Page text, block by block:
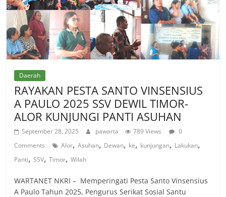
Daerah
RAYAKAN PESTA SANTO VINSENSIUS
A PAULO 2025 SSV DEWIL TIMOR-
ALOR KUNJUNGI PANTI ASUHAN
September 28, 2025 pawarta 789 Views
0
Comments
Alor,Asuhan, Dewan, ke, kunjungan, Lakukan,
Panti,SSV,Timor,Wilah
WARTANET NKRI – Memperingati Pesta Santo Vinsensius
A Paulo Tahun 2025, Pengurus Serikat Sosial Santu